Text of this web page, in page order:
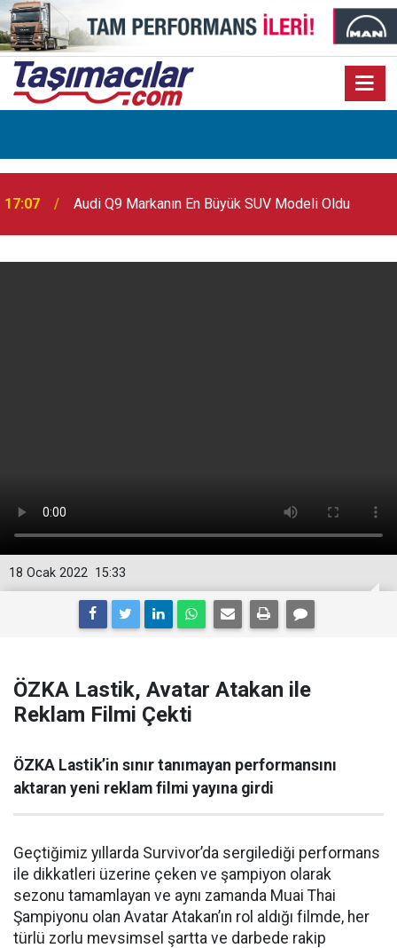
17:07 Audi Q9 Markanın En Büyük SUV Modeli Oldu
15:33
18 Ocak 2022
ÖZKA Lastik, Avatar Atakan ile
Reklam Filmi Çekti
ÖZKA Lastik’in sınır tanımayan performansını
aktaran yeni reklam filmi yayına girdi
Geçtiğimiz yıllarda Survivor’da sergilediği performans
ile dikkatleri üzerine çeken ve şampiyon olarak
sezonu tamamlayan ve aynı zamanda Muai Thai
Şampiyonu olan Avatar Atakan’ın rol aldığı filmde, her
türlü zorlu mevsimsel şartta ve darbede rakip